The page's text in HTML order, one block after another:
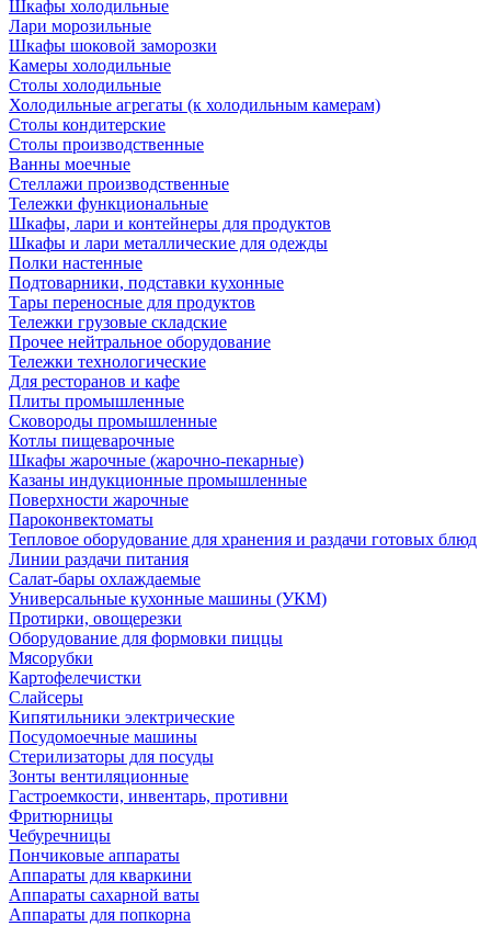
Шкафы холодильные
Лари морозильные
Шкафы шоковой заморозки
Камеры холодильные
Столы холодильные
Холодильные агрегаты (к холодильным камерам)
Столы кондитерские
Столы производственные
Ванны моечные
Стеллажи производственные
Тележки функциональные
Шкафы, лари и контейнеры для продуктов
Шкафы и лари металлические для одежды
Полки настенные
Подтоварники, подставки кухонные
Тары переносные для продуктов
Тележки грузовые складские
Прочее нейтральное оборудование
Тележки технологические
Для ресторанов и кафе
Плиты промышленные
Сковороды промышленные
Котлы пищеварочные
Шкафы жарочные (жарочно-пекарные)
Казаны индукционные промышленные
Поверхности жарочные
Пароконвектоматы
Тепловое оборудование для хранения и раздачи готовых блюд
Линии раздачи питания
Салат-бары охлаждаемые
Универсальные кухонные машины (УКМ)
Протирки, овощерезки
Оборудование для формовки пиццы
Мясорубки
Картофелечистки
Слайсеры
Кипятильники электрические
Посудомоечные машины
Стерилизаторы для посуды
Зонты вентиляционные
Гастроемкости, инвентарь, противни
Фритюрницы
Чебуречницы
Пончиковые аппараты
Аппараты для кваркини
Аппараты сахарной ваты
Аппараты для попкорна